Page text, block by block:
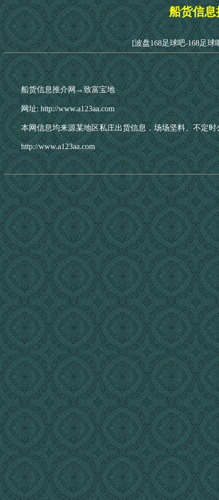
船货信
[波盘168足球吧-168足球
船货信息推介网→致富宝地
网址: http://www.a123aa.com
本网信息均来源某地区私庄出货信息，场场坚料、不定
http://www.a123aa.com